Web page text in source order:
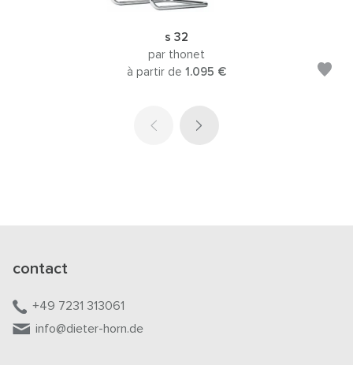
s 32
par thonet
à partir de 1.095 €
contact
+49 7231 313061
info@dieter-horn.de